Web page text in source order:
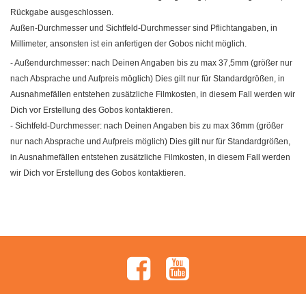
Rückgabe ausgeschlossen.
Außen-Durchmesser und Sichtfeld-Durchmesser sind Pflichtangaben, in
Millimeter, ansonsten ist ein anfertigen der Gobos nicht möglich.
- Außendurchmesser: nach Deinen Angaben bis zu max 37,5mm (größer nur
nach Absprache und Aufpreis möglich) Dies gilt nur für Standardgrößen, in
Ausnahmefällen entstehen zusätzliche Filmkosten, in diesem Fall werden wir
Dich vor Erstellung des Gobos kontaktieren.
- Sichtfeld-Durchmesser: nach Deinen Angaben bis zu max 36mm (größer
nur nach Absprache und Aufpreis möglich) Dies gilt nur für Standardgrößen,
in Ausnahmefällen entstehen zusätzliche Filmkosten, in diesem Fall werden
wir Dich vor Erstellung des Gobos kontaktieren.